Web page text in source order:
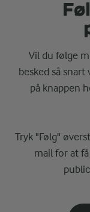
Vil du følge
besked så
på knappen
Tryk "Følg"
mail for at